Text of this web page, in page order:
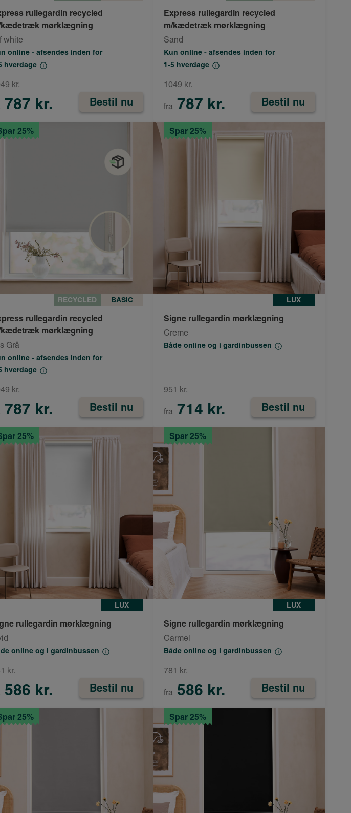
rullegardin recycled
kædetræk mørklægning
white
online - afsendes inden for
hverdage
787 kr.
kr.
Bestil nu
Express rullegardin recycled
m/kædetræk mørklægning
Sand
Kun online - afsendes inden for
1-5 hverdage
fra 787 kr.
1049 kr.
Bestil nu
25%
RECYCLED BASIC
rullegardin recycled
kædetræk mørklægning
Grå
online - afsendes inden for
hverdage
787 kr.
kr.
Bestil nu
Spar 25%
LUX
Signe rullegardin mørklægning
Creme
Både online og i gardinbussen
fra 714 kr.
951 kr.
Bestil nu
25%
LUX
rullegardin mørklægning
online og i gardinbussen
586 kr.
kr.
Bestil nu
Spar 25%
LUX
Signe rullegardin mørklægning
Carmel
Både online og i gardinbussen
fra 586 kr.
781 kr.
Bestil nu
25% Spar 25%